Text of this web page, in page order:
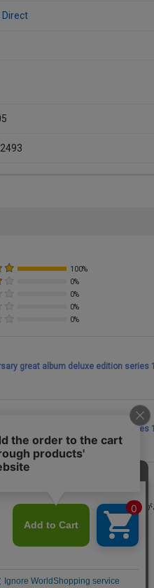
Direct
100%
0%
0%
0%
0%
great album deluxe edition series
great album deluxe edition series
があったのかとふっとばされた記憶